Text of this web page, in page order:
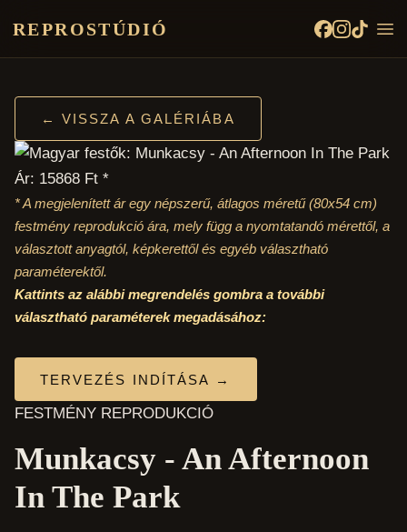
REPROSTÚDIÓ
← VISSZA A GALÉRIÁBA
Ár: 15868 Ft *
* A megjelenített ár egy népszerű, átlagos méretű(80x54 cm)
festmény reprodukció ára, mely függ a nyomtatandó mérettől, a
választott anyagtól, képkerettől és egyéb választható
paraméterektől.
Kattints az alábbi megrendelés gombra a további
választható paraméterek megadásához:
TERVEZÉS INDÍTÁSA →
FESTMÉNY REPRODUKCIÓ
Munkacsy - An Afternoon
In The Park